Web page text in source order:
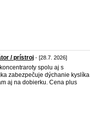
/ prístroj - [28.7. 2026]
spolu aj s
zabezpečuje dýchanie kyslíka
aj na dobierku. Cena plus